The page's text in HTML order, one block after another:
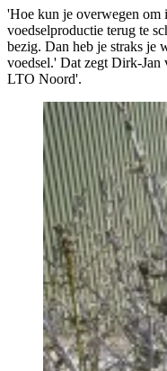
'Hoe kun je overwegen om
voedselproductie terug te
bezig. Dan heb je straks je
voedsel.' Dat zegt Dirk-
LTO Noord'.